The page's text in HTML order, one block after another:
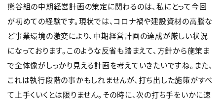
熊谷組の中期経営計画の策定に関わるのは、私にとって今回
が初めての経験です。現状では、コロナ禍や建設資材の高騰な
ど事業環境の激変により、中期経営計画の達成が厳しい状況
になっております。このような反省も踏まえて、方針から施策ま
で全体像がしっかり見える計画を考えていきたいですね。また、
これは執行段階の事かもしれませんが、打ち出した施策がすべ
て上手くいくとは限りません。その時に、次の打ち手をいかに速